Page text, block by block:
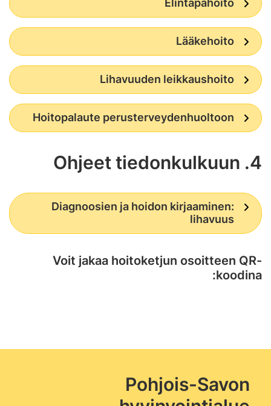
Elintapahoito
Lääkehoito
Lihavuuden leikkaushoito
Hoitopalaute perusterveydenhuoltoon
4. Ohjeet tiedonkulkuun
Diagnoosien ja hoidon kirjaaminen:
lihavuus
Voit jakaa hoitoketjun osoitteen QR-
koodina:
Pohjois-Savon